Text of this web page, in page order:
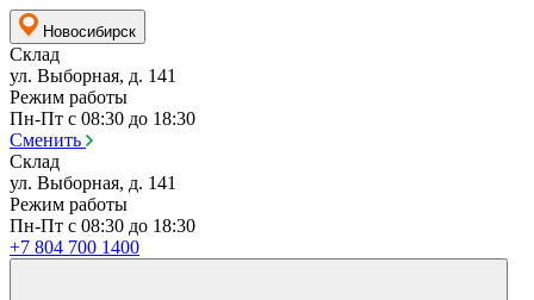
Новосибирск
Склад
ул. Выборная, д. 141
Режим работы
Пн-Пт с 08:30 до 18:30
Сменить
Склад
ул. Выборная, д. 141
Режим работы
Пн-Пт с 08:30 до 18:30
+7 804 700 1400